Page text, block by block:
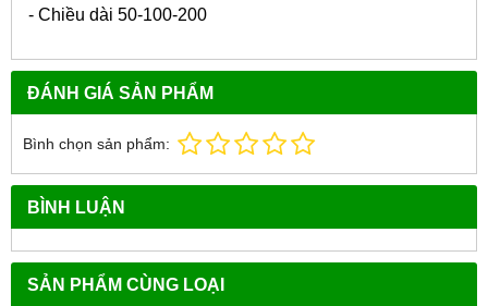
- Chiều dài 50-100-200
ĐÁNH GIÁ SẢN PHẨM
Bình chọn sản phẩm:
BÌNH LUẬN
SẢN PHẨM CÙNG LOẠI